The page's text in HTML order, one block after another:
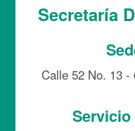
Secretaría
Calle 52 No. 13 -
Servicio